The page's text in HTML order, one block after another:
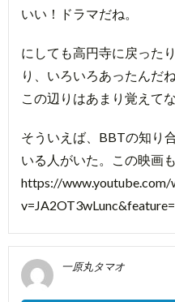
いい！ドラマだね。
にしても高円寺に戻った
り、いろいろあったんだね
この辺りはあまり覚えてな
そういえば、BBTの知り
いる人がいた。この映画
https://www.youtube.com/
一原丸タマオ